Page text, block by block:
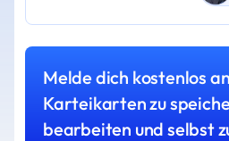
Melde dich kostenlos
Karteikarten zu
bearbeiten und selbst